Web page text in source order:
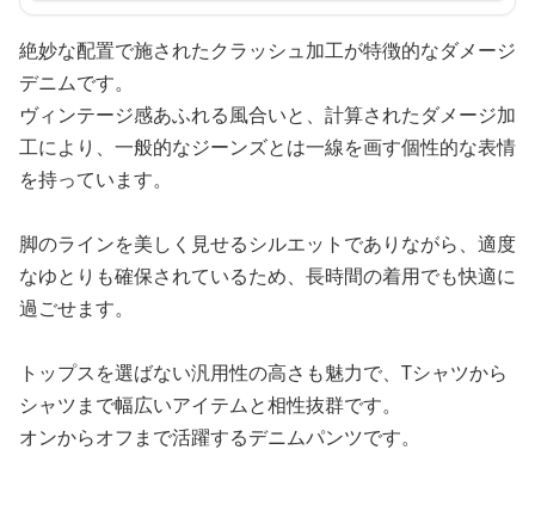
絶妙な配置で施されたクラッシュ加工が特徴的なダメージ
デニムです。
ヴィンテージ感あふれる風合いと、計算されたダメージ加
工により、一般的なジーンズとは一線を画す個性的な表情
を持っています。
脚のラインを美しく見せるシルエットでありながら、適度
なゆとりも確保されているため、長時間の着用でも快適に
過ごせます。
トップスを選ばない汎用性の高さも魅力で、Tシャツから
シャツまで幅広いアイテムと相性抜群です。
オンからオフまで活躍するデニムパンツです。